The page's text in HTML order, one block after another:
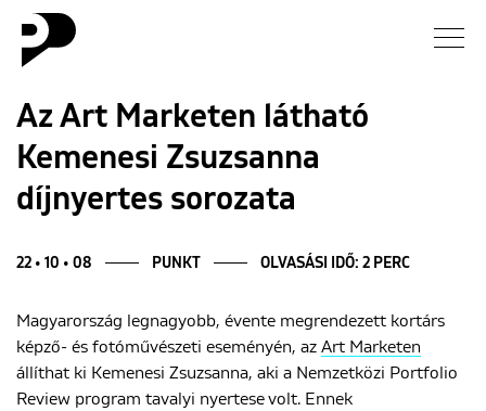
Galéria
Blog
Rólunk
Az Art Marketen látható
Kemenesi Zsuzsanna
díjnyertes sorozata
22 • 10 • 08 PUNKT OLVASÁSI IDŐ: 2 PERC
Magyarország legnagyobb, évente megrendezett kortárs
képző- és fotóművészeti eseményén, az Art Marketen
állíthat ki Kemenesi Zsuzsanna, aki a Nemzetközi Portfolio
Review program tavalyi nyertese volt. Ennek